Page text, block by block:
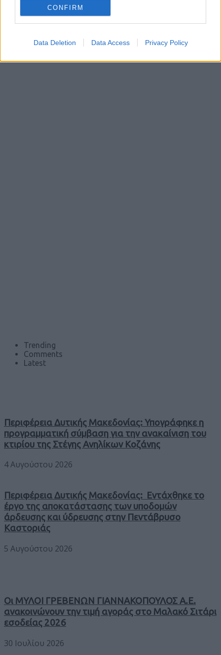
CONFIRM
Data Deletion Data Access Privacy Policy
Trending
Comments
Latest
Περιφέρεια Δυτικής Μακεδονίας: Υπογράφηκε η
προγραμματική σύμβαση για την ανακαίνιση του
κτιρίου της Στέγης Ανηλίκων Κοζάνης
4 Αυγούστου 2026
Περιφέρεια Δυτικής Μακεδονίας: Εντάχθηκε το
έργο της αποκατάστασης των υποδομών
άρδευσης και ύδρευσης στην Πεντάβρυσο
Καστοριάς
5 Αυγούστου 2026
Οι ΜΥΛΟΙ ΓΡΕΒΕΝΩΝ ΓΙΑΝΝΑΚΟΠΟΥΛΟΣ Α.Ε.
ανακοινώνουν την τιμή αγοράς στο Μαλακό Σιτάρι
εσοδείας 2026
30 Ιουλίου 2026